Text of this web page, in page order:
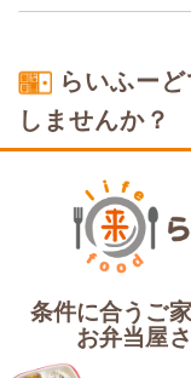
らいふー
しませんか？
条件に合うご
お弁当屋